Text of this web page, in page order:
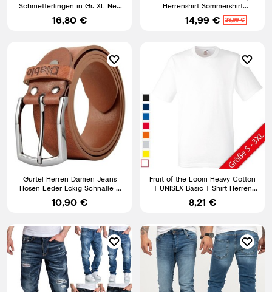
Schmetterlingen in Gr. XL Neu
und unbenutzt!
16,80 €
Herrenshirt Sommershirt
Rundhals Baumwolle Männer
14,99 € 29,99 €
Gürtel Herren Damen Jeans
Hosen Leder Eckig Schnalle 4
cm Breit Schwarz Braun
10,90 €
Fruit of the Loom Heavy Cotton
T UNISEX Basic T-Shirt Herren
Damen Shirt NEU
8,21 €